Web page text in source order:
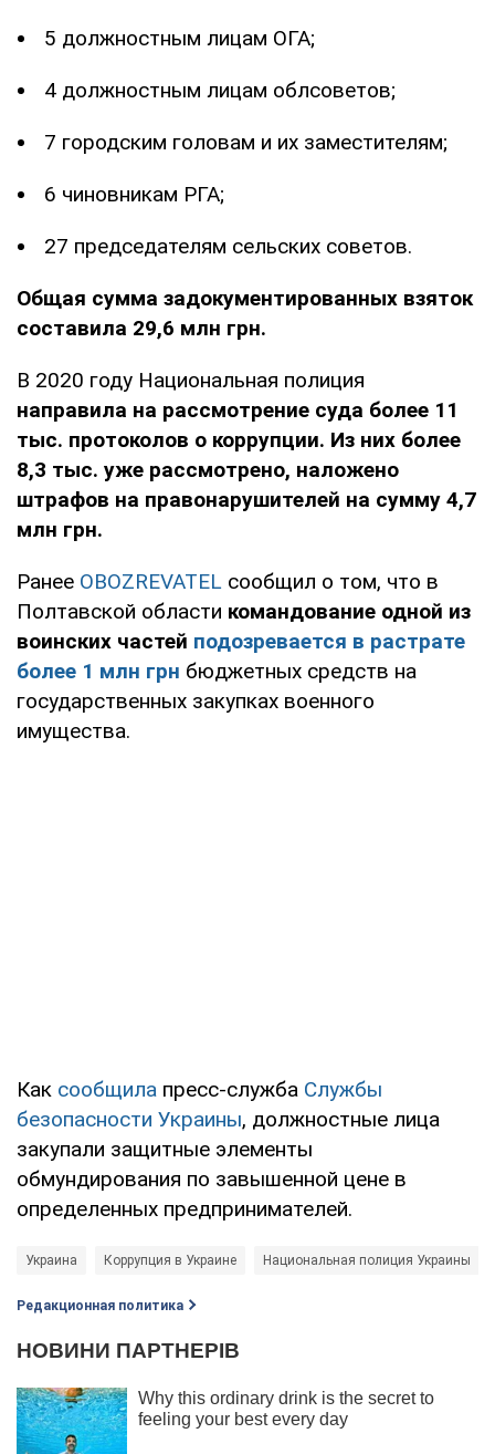
5 должностным лицам ОГА;
4 должностным лицам облсоветов;
7 городским головам и их заместителям;
6 чиновникам РГА;
27 председателям сельских советов.
Общая сумма задокументированных взяток
составила 29,6 млн грн.
В 2020 году Национальная полиция
направила на рассмотрение суда более 11
тыс. протоколов о коррупции. Из них более
8,3 тыс. уже рассмотрено, наложено
штрафов на правонарушителей на сумму 4,7
млн грн.
Ранее OBOZREVATEL сообщил о том, что в
Полтавской области командование одной из
воинских частей подозревается в растрате
более 1 млн грн бюджетных средств на
государственных закупках военного
имущества.
Как сообщила пресс-служба Службы
безопасности Украины, должностные лица
закупали защитные элементы
обмундирования по завышенной цене в
определенных предпринимателей.
Украина Коррупция в Украине Национальная полиция Украины
Редакционная политика